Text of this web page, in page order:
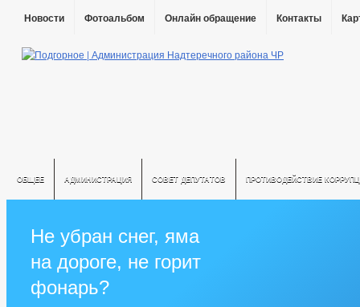
Новости Фотоальбом Онлайн обращение Контакты
ОБЩЕЕ АДМИНИСТРАЦИЯ СОВЕТ ДЕПУТАТОВ ПРОТИВОДЕЙСТВИЕ
Не убран снег, яма
на дороге, не горит
фонарь?